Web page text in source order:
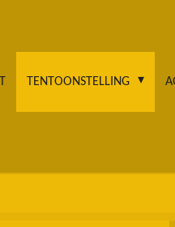
TENTOONSTELLING